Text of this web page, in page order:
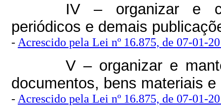
IV – organizar e
periódicos e demais
-Acrescido pela Lei nº 16.875, de 07-01-
V – organizar e
documentos, bens materiais
-Acrescido pela Lei nº 16.875, de 07-01-